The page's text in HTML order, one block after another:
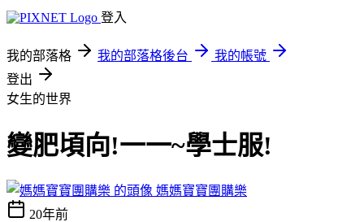
登入
我的部落格 我的部落格後台
我的帳號
登出
女生的世界
變肥頃向!一一~學士服!
媽媽寶寶團購樂
20年前